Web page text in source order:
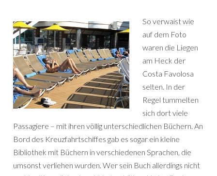
So verwaist wie
auf dem Foto
waren die Liegen
am Heck der
Costa Favolosa
selten. In der
Regel tummelten
sich dort viele
Passagiere – mit ihren völlig unterschiedlichen Büchern. An
Bord des Kreuzfahrtschiffes gab es sogar ein kleine
Bibliothek mit Büchern in verschiedenen Sprachen, die
umsonst verliehen wurden. Wer sein Buch allerdings nicht